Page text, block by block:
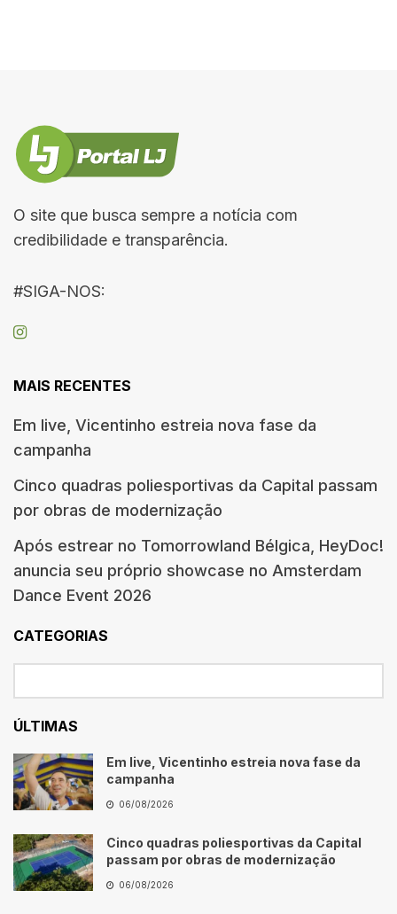
O site que busca sempre a notícia com
credibilidade e transparência.
#SIGA-NOS:
MAIS RECENTES
Em live, Vicentinho estreia nova fase da
campanha
Cinco quadras poliesportivas da Capital passam
por obras de modernização
Após estrear no Tomorrowland Bélgica, HeyDoc!
anuncia seu próprio showcase no Amsterdam
Dance Event 2026
CATEGORIAS
ÚLTIMAS
Em live, Vicentinho estreia nova fase da
campanha
06/08/2026
Cinco quadras poliesportivas da Capital
passam por obras de modernização
06/08/2026